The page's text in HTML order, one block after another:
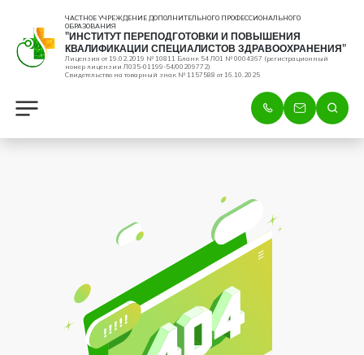
ЧАСТНОЕ УЧРЕЖДЕНИЕ ДОПОЛНИТЕЛЬНОГО ПРОФЕССИОНАЛЬНОГО
ОБРАЗОВАНИЯ
"ИНСТИТУТ ПЕРЕПОДГОТОВКИ И ПОВЫШЕНИЯ
КВАЛИФИКАЦИИ СПЕЦИАЛИСТОВ ЗДРАВООХРАНЕНИЯ"
Лицензия от 19.02.2019 № 10811 Бланк 54 ЛО1 № 0004367 (регистрационный
номер лицензии Л035-01199-54/00209772)
Свидетельство на товарный знак № 1157588 от 16.10.2025